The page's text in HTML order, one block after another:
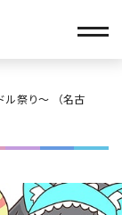
祭り～ （名古